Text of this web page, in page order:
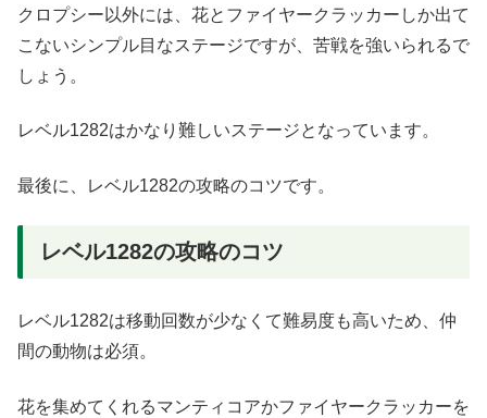
クロプシー以外には、花とファイヤークラッカーしか出て
こないシンプル目なステージですが、苦戦を強いられるで
しょう。
レベル1282はかなり難しいステージとなっています。
最後に、レベル1282の攻略のコツです。
レベル1282の攻略のコツ
レベル1282は移動回数が少なくて難易度も高いため、仲
間の動物は必須。
花を集めてくれるマンティコアかファイヤークラッカーを